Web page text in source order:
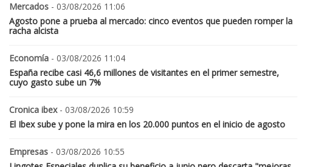
Mercados - 03/08/2026 11:06
Agosto pone a prueba al mercado: cinco eventos que pueden romper la
racha alcista
Economía - 03/08/2026 11:04
España recibe casi 46,6 millones de visitantes en el primer semestre,
cuyo gasto sube un 7%
Cronica ibex- 03/08/2026 10:59
El Ibex sube y pone la mira en los 20.000 puntos en el inicio de agosto
Empresas - 03/08/2026 10:55